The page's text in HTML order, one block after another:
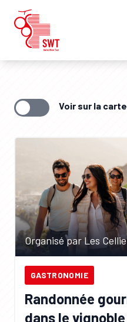
Voir sur la carte
Organisé par Les
GASTRONOMIE
Randonnée
dans le